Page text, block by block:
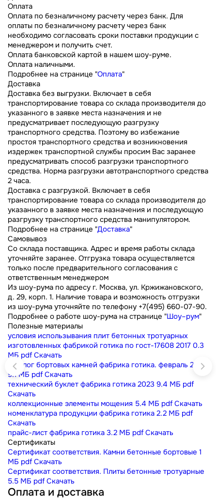
Оплата
Оплата по безналичному расчету через банк. Для
оплаты по безналичному расчету через банк
необходимо согласовать сроки поставки продукции с
менеджером и получить счет.
Оплата банковской картой в нашем шоу-руме.
Оплата наличными.
Подробнее на странице "Оплата"
Доставка
Доставка без выгрузки. Включает в себя
транспортирование товара со склада производителя до
указанного в заявке места назначения и не
предусматривает последующую разгрузку
транспортного средства. Поэтому во избежание
простоя транспортного средства и возникновения
издержек транспортной службы просим Вас заранее
предусматривать способ разгрузки транспортного
средства. Норма разгрузки автотранспортного средства
2 часа.
Доставка с разгрузкой. Включает в себя
транспортирование товара со склада производителя до
указанного в заявке места назначения и последующую
разгрузку транспортного средства манипулятором.
Подробнее на странице "Доставка"
Самовывоз
Со склада поставщика. Адрес и время работы склада
уточняйте заранее. Отгрузка товара осуществляется
только после предварительного согласования с
ответственным менеджером
Из шоу-рума по адресу г. Москва, ул. Кржижановского,
д. 29, корп. 1. Наличие товара и возможность отгрузки
из шоу-рума уточняйте по телефону +7(495) 660-07-90.
Подробнее о работе шоу-рума на странице "Шоу–рум"
Полезные материалы
условия использывания плит бетонных тротуарных
изготовленных фабрикой готика по гост-17608 2017 0.3
МБ pdf Скачать
каталог бортовых камней фабрика готика. февраль 2023
9.1 МБ pdf Скачать
технический буклет фабрика готика 2023 9.4 МБ pdf
Скачать
коллекционные элементы мощения 5.4 МБ pdf Скачать
номенклатура продукции фабрика готика 2.2 МБ pdf
Скачать
прайс-лист фабрика готика 3.2 МБ pdf Скачать
Сертификаты
Сертификат соответствия. Камни бетонные бортовые 1
МБ pdf Скачать
Сертификат соответствия. Плиты бетонные тротуарные
5.5 МБ pdf Скачать
Оплата и доставка